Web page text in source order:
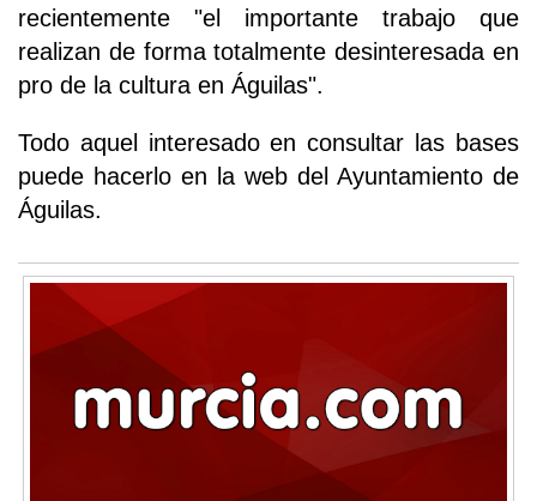
recientemente "el importante trabajo que
realizan de forma totalmente desinteresada en
pro de la cultura en Águilas".
Todo aquel interesado en consultar las bases
puede hacerlo en la web del Ayuntamiento de
Águilas.